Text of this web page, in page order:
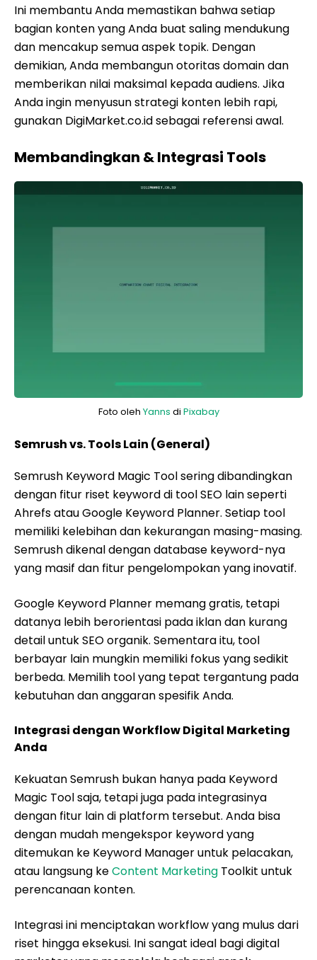
Ini membantu Anda memastikan bahwa setiap
bagian konten yang Anda buat saling mendukung
dan mencakup semua aspek topik. Dengan
demikian, Anda membangun otoritas domain dan
memberikan nilai maksimal kepada audiens. Jika
Anda ingin menyusun strategi konten lebih rapi,
gunakan DigiMarket.co.id sebagai referensi awal.
Membandingkan & Integrasi Tools
Foto oleh Yanns di Pixabay
Semrush vs. Tools Lain (General)
Semrush Keyword Magic Tool sering dibandingkan
dengan fitur riset keyword di tool SEO lain seperti
Ahrefs atau Google Keyword Planner. Setiap tool
memiliki kelebihan dan kekurangan masing-masing.
Semrush dikenal dengan database keyword-nya
yang masif dan fitur pengelompokan yang inovatif.
Google Keyword Planner memang gratis, tetapi
datanya lebih berorientasi pada iklan dan kurang
detail untuk SEO organik. Sementara itu, tool
berbayar lain mungkin memiliki fokus yang sedikit
berbeda. Memilih tool yang tepat tergantung pada
kebutuhan dan anggaran spesifik Anda.
Integrasi dengan Workflow Digital Marketing
Anda
Kekuatan Semrush bukan hanya pada Keyword
Magic Tool saja, tetapi juga pada integrasinya
dengan fitur lain di platform tersebut. Anda bisa
dengan mudah mengekspor keyword yang
ditemukan ke Keyword Manager untuk pelacakan,
atau langsung keContent Marketing Toolkit untuk
perencanaan konten.
Integrasi ini menciptakan workflow yang mulus dari
riset hingga eksekusi. Ini sangat ideal bagi digital